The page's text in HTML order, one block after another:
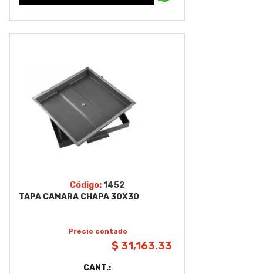
Código:1452
TAPA CAMARA CHAPA 30X30
Precio contado
$ 31,163.33
CANT.: